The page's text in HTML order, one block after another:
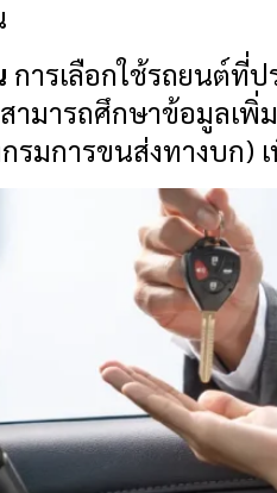
การเลือกใช้รถยนต์ที่
มารถศึกษาข้อมูลเพิ่ม
รมการขนส่งทางบก